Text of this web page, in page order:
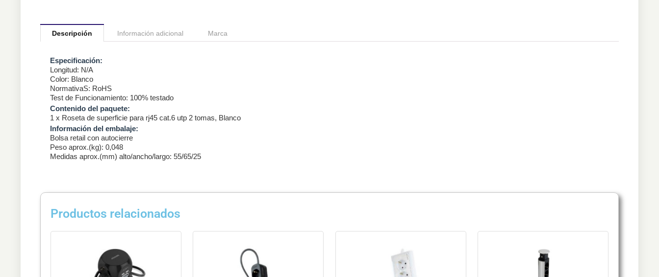
Descripción Información adicional Marca
Especificación:
Longitud: N/A
Color: Blanco
NormativaS: RoHS
Test de Funcionamiento: 100% testado
Contenido del paquete:
1 x Roseta de superficie para rj45 cat.6 utp 2 tomas, Blanco
Información del embalaje:
Bolsa retail con autocierre
Peso aprox.(kg): 0,048
Medidas aprox.(mm) alto/ancho/largo: 55/65/25
Productos relacionados